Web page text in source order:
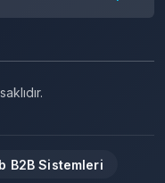
B2B Sistemleri